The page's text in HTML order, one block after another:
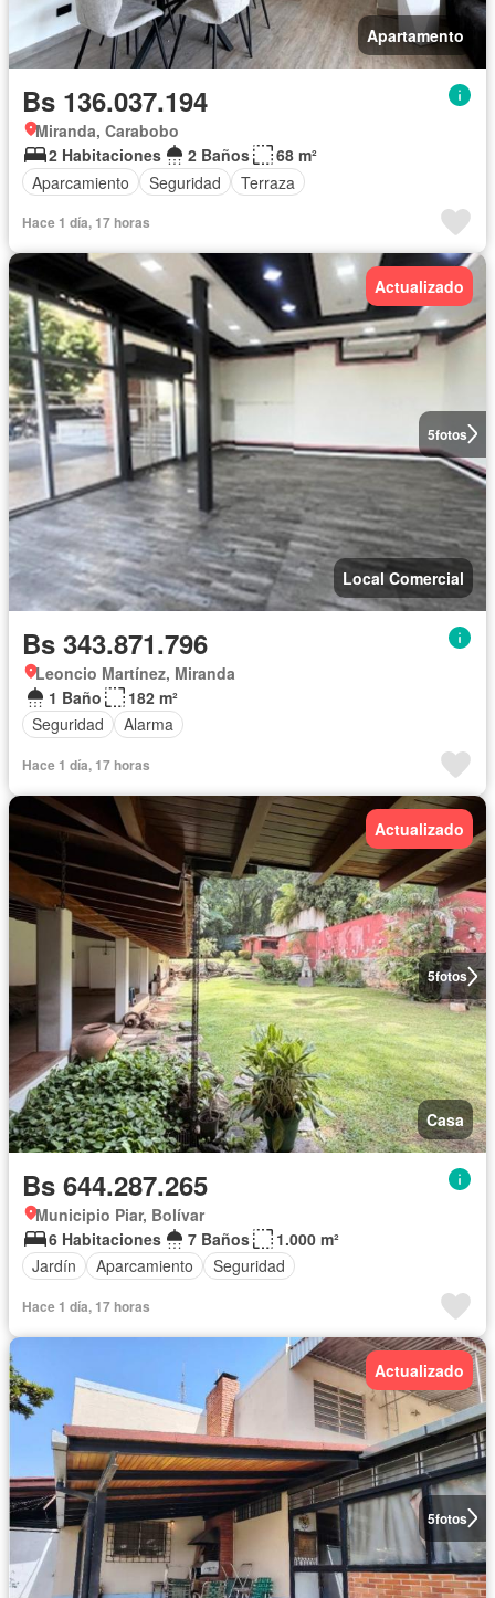
Apartamento
Bs 136.037.194
Miranda, Carabobo
2 Habitaciones
2 Baños
68 m²
Aparcamiento
Seguridad Terraza
Hace 1 día, 17 horas
5fotos
Actualizado
Local Comercial
Bs 343.871.796
Leoncio Martínez, Miranda
1 Baño
182 m²
Seguridad
Alarma
Hace 1 día, 17 horas
5fotos
Actualizado
Casa
Bs 644.287.265
Municipio Piar, Bolívar
6 Habitaciones
7 Baños
1.000 m²
Jardín
Aparcamiento Seguridad
Hace 1 día, 17 horas
5fotos
Actualizado